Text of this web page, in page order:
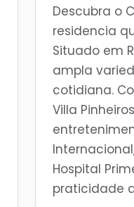
Descubra o
residencia
Situado em
ampla
cotidiana.
Villa
Hospital
praticidade